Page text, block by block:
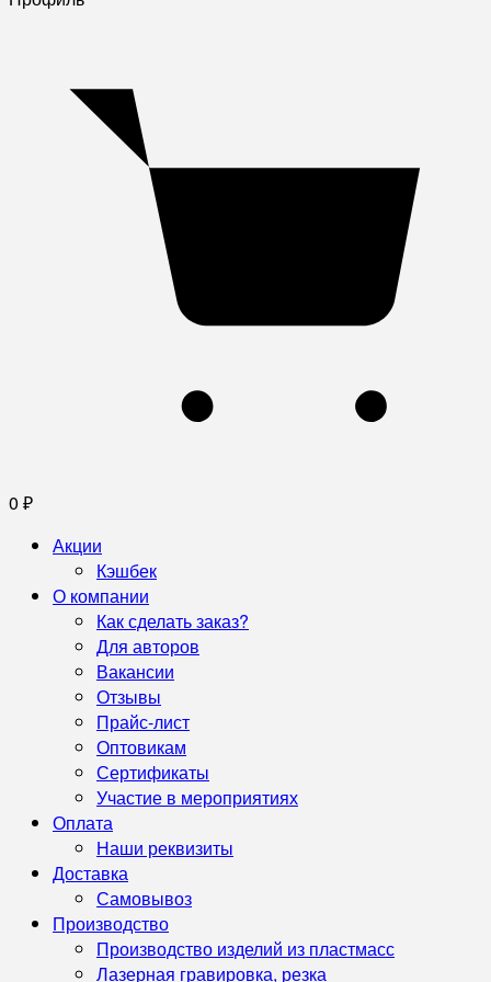
0 ₽
Акции
Кэшбек
О компании
Как сделать заказ?
Для авторов
Вакансии
Отзывы
Прайс-лист
Оптовикам
Сертификаты
Участие в мероприятиях
Оплата
Наши реквизиты
Доставка
Самовывоз
Производство
Производство изделий из пластмасс
Лазерная гравировка, резка